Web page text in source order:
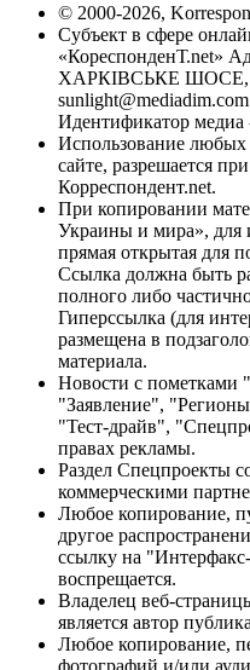
© 2000-2026,
Субъект в сфере
«КореспонденТ.net»
ХАРКІВСЬКЕ ШОСЕ,
Идентификатор медиа
Использование
сайте, разрешается
Корреспондент.net.
При копировании
Украины и мира», для
прямая открытая для
Ссылка должна быть
полного либо
Гиперссылка (для
размещена в
материала.
Новости с пометками
"Заявление",
"Тест-драйв",
правах рекламы.
Раздел Спецпроекты
коммерческими
Любое копирование,
другое
ссылку на
воспрещается.
Владелец веб-
является автор
Любое копирование,
фотографий и/или